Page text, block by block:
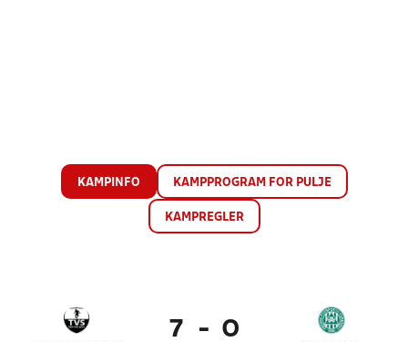
KAMPINFO KAMPPROGRAM FOR PULJE
KAMPREGLER
7 - 0